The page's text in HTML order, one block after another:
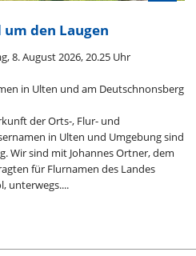
um den Laugen
8. August 2026, 20.25 Uhr
in Ulten und am Deutschnonsberg
der Orts-, Flur- und
in Ulten und Umgebung sind
Wir sind mit Johannes Ortner, dem
für Flurnamen des Landes
unterwegs....